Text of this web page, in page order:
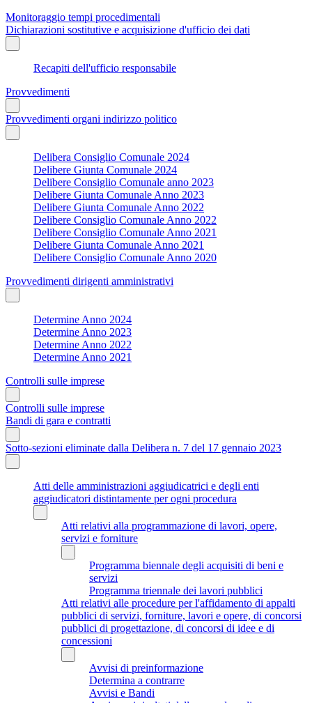
Monitoraggio tempi procedimentali
Dichiarazioni sostitutive e acquisizione d'ufficio dei dati
Recapiti dell'ufficio responsabile
Provvedimenti
Provvedimenti organi indirizzo politico
Delibera Consiglio Comunale 2024
Delibere Giunta Comunale 2024
Delibere Consiglio Comunale anno 2023
Delibere Giunta Comunale Anno 2023
Delibere Giunta Comunale Anno 2022
Delibere Consiglio Comunale Anno 2022
Delibere Consiglio Comunale Anno 2021
Delibere Giunta Comunale Anno 2021
Delibere Consiglio Comunale Anno 2020
Provvedimenti dirigenti amministrativi
Determine Anno 2024
Determine Anno 2023
Determine Anno 2022
Determine Anno 2021
Controlli sulle imprese
Controlli sulle imprese
Bandi di gara e contratti
Sotto-sezioni eliminate dalla Delibera n. 7 del 17 gennaio 2023
Atti delle amministrazioni aggiudicatrici e degli enti
aggiudicatori distintamente per ogni procedura
Atti relativi alla programmazione di lavori, opere,
servizi e forniture
Programma biennale degli acquisiti di beni e
servizi
Programma triennale dei lavori pubblici
Atti relativi alle procedure per l'affidamento di appalti
pubblici di servizi, forniture, lavori e opere, di concorsi
pubblici di progettazione, di concorsi di idee e di
concessioni
Avvisi di preinformazione
Determina a contrarre
Avvisi e Bandi